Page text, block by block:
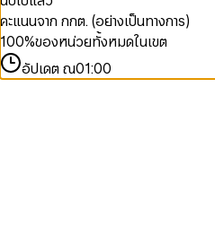
คะแนนจาก กกต. (อย่างเป็นทางการ)
100%ของหน่วยทั้งหมดในเขต
อัปเดต ณ01:00